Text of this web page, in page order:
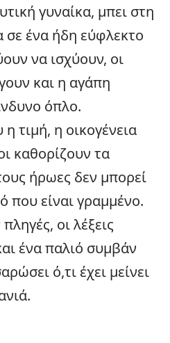
γυναίκα, μπει στη
σε ένα ήδη εύφλεκτο
να ισχύουν, οι
και η αγάπη
όπλο.
τιμή, η οικογένεια
καθορίζουν τα
ήρωες δεν μπορεί
που είναι γραμμένο.
οι λέξεις
ένα παλιό συμβάν
ό,τι έχει μείνει